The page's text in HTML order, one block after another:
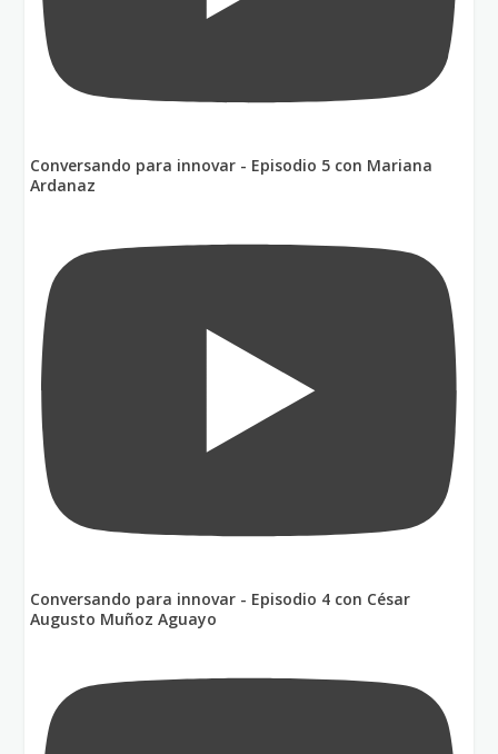
Conversando para innovar - Episodio 5 con Mariana
Ardanaz
Conversando para innovar - Episodio 4 con César
Augusto Muñoz Aguayo